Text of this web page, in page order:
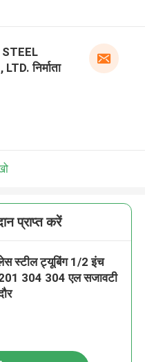
निर्माता
प्राप्त करें
स्टील ट्यूबिंग 1/2 इंच
304 304 एल सजावटी